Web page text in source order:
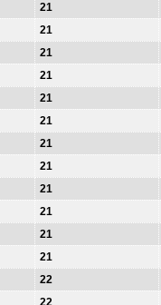
21
21
21
21
21
21
21
21
21
21
21
21
22
22